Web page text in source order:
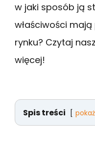
w jaki sposób ją
właściwości
rynku? Czytaj
więcej!
Spis treści pokaż